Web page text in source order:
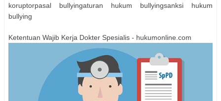
koruptorpasal bullyingaturan hukum bullyingsanksi hukum
bullying
Ketentuan Wajib Kerja Dokter Spesialis - hukumonline.com